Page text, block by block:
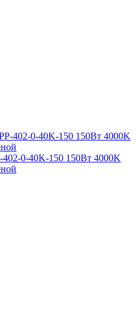
0-40K-150 150Вт 4000K